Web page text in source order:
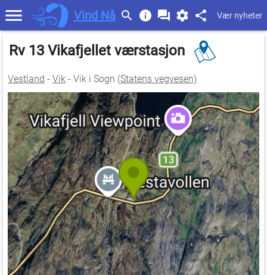
Vind Nå Vær nyheter
Rv 13 Vikafjellet værstasjon
Vestland - Vik - Vik i Sogn (Statens vegvesen)